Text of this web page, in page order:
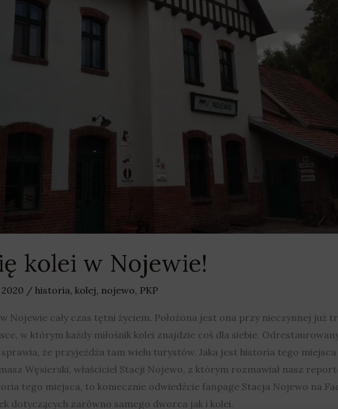
kolei w Nojewie!
/ historia, kolej, nojewo, PKP
Nojewie cały czas tętni życiem. Położona jest ona przy nieczynnej już
w którym każdy miłośnik kolei znajdzie coś dla siebie.
że przyjeżdża tam wielu turystów. Jaka jest historia tego miejsca
Węsierski, właściciel Stacji Nojewo, z którym rozmawiał nasz
tego miejsca, to koniecznie odwiedźcie fanpage Stacja Nojewo na
dotyczących zarówno samego dworca jak i kolei.